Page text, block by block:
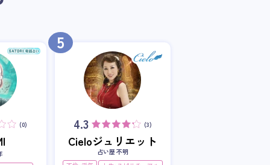
(0)
5
4.3 (3)
Cieloジュリエット
占い歴 不明